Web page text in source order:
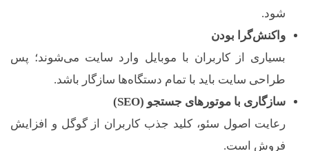
شود.
واکنش‌گرا بودن
بسیاری از کاربران با موبایل وارد سایت می‌شوند؛ پس
طراحی سایت باید با تمام دستگاه‌ها سازگار باشد.
سازگاری با موتورهای جستجو (SEO)
رعایت اصول سئو، کلید جذب کاربران از گوگل و افزایش
فروش است.